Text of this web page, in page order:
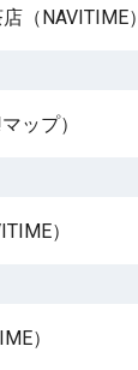
（NAVITIME）
ップ）
）
）